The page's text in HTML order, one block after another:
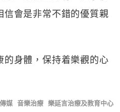
會是非常不錯的優質親
身體，保持着樂觀的心
媒 音樂治療 樂延言治療及教育中心